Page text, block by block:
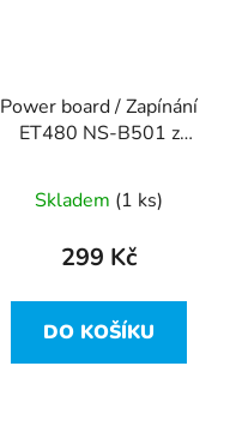
Power board / Zapínání
ET480 NS-B501 z
Skladem (1 ks)
299 Kč
DO KOŠÍKU